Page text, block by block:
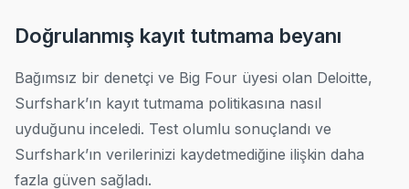
Doğrulanmış kayıt tutmama beyanı
Bağımsız bir denetçi ve Big Four üyesi olan Deloitte,
Surfshark’ın kayıt tutmama politikasına nasıl
uyduğunu inceledi. Test olumlu sonuçlandı ve
Surfshark’ın verilerinizi kaydetmediğine ilişkin daha
fazla güven sağladı.